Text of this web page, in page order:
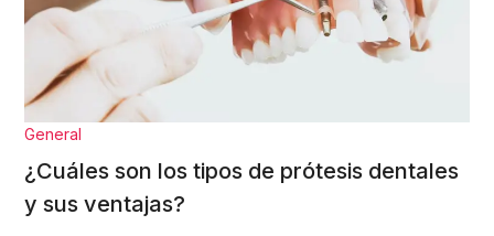
General
¿Cuáles son los tipos de prótesis dentales
y sus ventajas?